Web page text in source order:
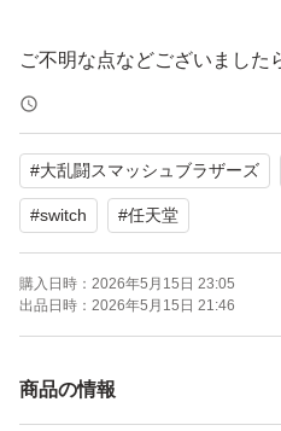
ご不明な点などございました
い。
【Switch】大乱闘スマッシュ
版]
ブランド：任天堂
ゲームジャンル：アクション
ソフトウェア対象年齢：全年
#大乱闘スマッシュブラザーズ
#switch #任天堂
購入日時： 2026年5月15日 23:05
出品日時： 2026年5月15日 21:46
商品の情報